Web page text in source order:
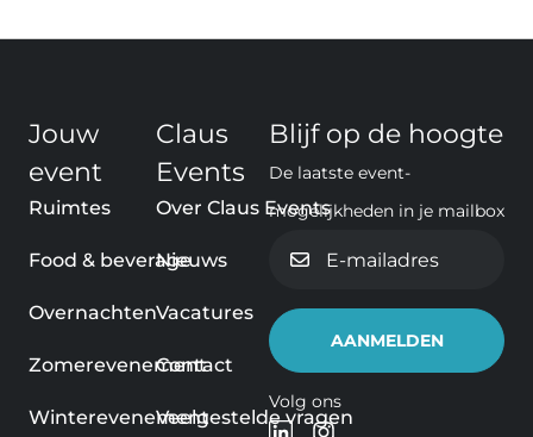
Jouw
event
Ruimtes
Food & beverage
Overnachten
Zomerevenement
Winterevenement
Claus
Events
Over Claus Events
Nieuws
Vacatures
Contact
Veelgestelde vragen
Blijf op de hoogte
De laatste event-
mogelijkheden in je mailbox
mailadres
Volg ons